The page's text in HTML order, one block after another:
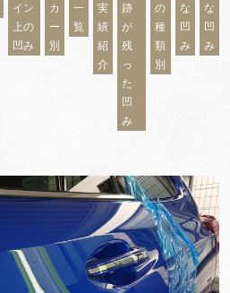
イン
上の
凹み
カ
ー
別
一
覧
実
績
紹
介
跡
が
残
っ
た
凹
み
の
種
類
別
な
凹
み
な
凹
み